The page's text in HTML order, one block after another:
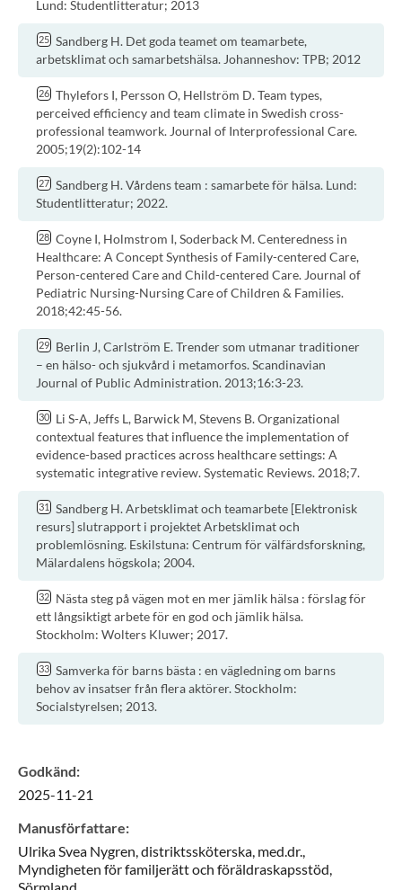
Lund: Studentlitteratur; 2013
Sandberg H. Det goda teamet om teamarbete,
arbetsklimat och samarbetshälsa. Johanneshov: TPB; 2012
Thylefors I, Persson O, Hellström D. Team types,
perceived efficiency and team climate in Swedish cross-
professional teamwork. Journal of Interprofessional Care.
2005;19(2):102-14
Sandberg H. Vårdens team : samarbete för hälsa. Lund:
Studentlitteratur; 2022.
Coyne I, Holmstrom I, Soderback M. Centeredness in
Healthcare: A Concept Synthesis of Family-centered Care,
Person-centered Care and Child-centered Care. Journal of
Pediatric Nursing-Nursing Care of Children & Families.
2018;42:45-56.
Berlin J, Carlström E. Trender som utmanar traditioner
– en hälso- och sjukvård i metamorfos. Scandinavian
Journal of Public Administration. 2013;16:3-23.
Li S-A, Jeffs L, Barwick M, Stevens B. Organizational
contextual features that influence the implementation of
evidence-based practices across healthcare settings: A
systematic integrative review. Systematic Reviews. 2018;7.
Sandberg H. Arbetsklimat och teamarbete [Elektronisk
resurs] slutrapport i projektet Arbetsklimat och
problemlösning. Eskilstuna: Centrum för välfärdsforskning,
Mälardalens högskola; 2004.
Nästa steg på vägen mot en mer jämlik hälsa : förslag för
ett långsiktigt arbete för en god och jämlik hälsa.
Stockholm: Wolters Kluwer; 2017.
Samverka för barns bästa : en vägledning om barns
behov av insatser från flera aktörer. Stockholm:
Socialstyrelsen; 2013.
Godkänd:
2025-11-21
Manusförfattare:
Ulrika Svea Nygren,distriktssköterska, med.dr.,
Myndigheten för familjerätt och föräldraskapsstöd,